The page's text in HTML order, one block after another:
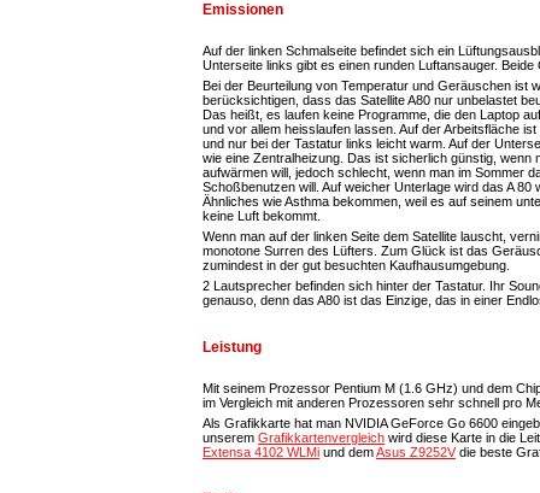
Emissionen
Auf der linken Schmalseite befindet sich ein
Unterseite links gibt es einen runden Luftansauger.
Bei der Beurteilung von Temperatur und Geräuschen ist
berücksichtigen, dass das Satellite A80 nur unbelastet
Das heißt, es laufen keine Programme, die den Laptop
und vor allem heisslaufen lassen. Auf der Arbeitsfläche
und nur bei der Tastatur links leicht warm. Auf der
wie eine Zentralheizung. Das ist sicherlich günstig, wenn
aufwärmen will, jedoch schlecht, wenn man im Sommer
Schoßbenutzen will. Auf weicher Unterlage wird das A 80
Ähnliches wie Asthma bekommen, weil es auf seinem
keine Luft bekommt.
Wenn man auf der linken Seite dem Satellite lauscht,
monotone Surren des Lüfters. Zum Glück ist das
zumindest in der gut besuchten Kaufhausumgebung.
2 Lautsprecher befinden sich hinter der Tastatur. Ihr
genauso, denn das A80 ist das Einzige, das in einer
Leistung
Mit seinem Prozessor Pentium M (1.6 GHz) und dem
im Vergleich mit anderen Prozessoren sehr schnell pro
Als Grafikkarte hat man NVIDIA GeForce Go 6600
unserem Grafikkartenvergleich wird diese Karte in die
Extensa 4102 WLMi und demAsus Z9252Vdie beste